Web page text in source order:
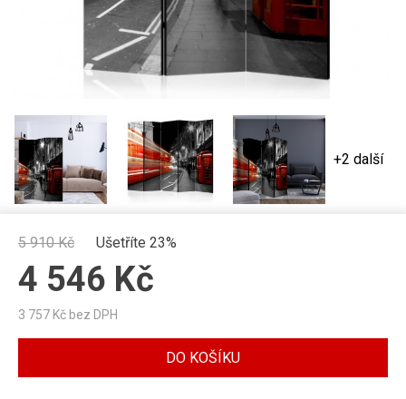
+2 další
5 910Kč Ušetříte 23%
4 546 Kč
3 757 Kč bez DPH
DO KOŠÍKU